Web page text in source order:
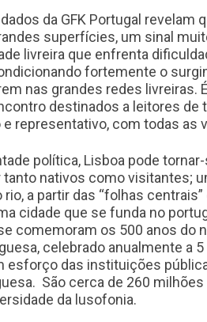
da GFK Portugal
superfícies, um sinal
livreira que enfrenta
fortemente o
nas grandes redes livreiras.
destinados a leitores
representativo, com todas as
política, Lisboa pode
tanto nativos como visitantes;
rio, a partir das “folhas
cidade que se funda no
comemoram os 500 anos do
celebrado anualmente a
esforço das instituições
São cerca de 260
da lusofonia.